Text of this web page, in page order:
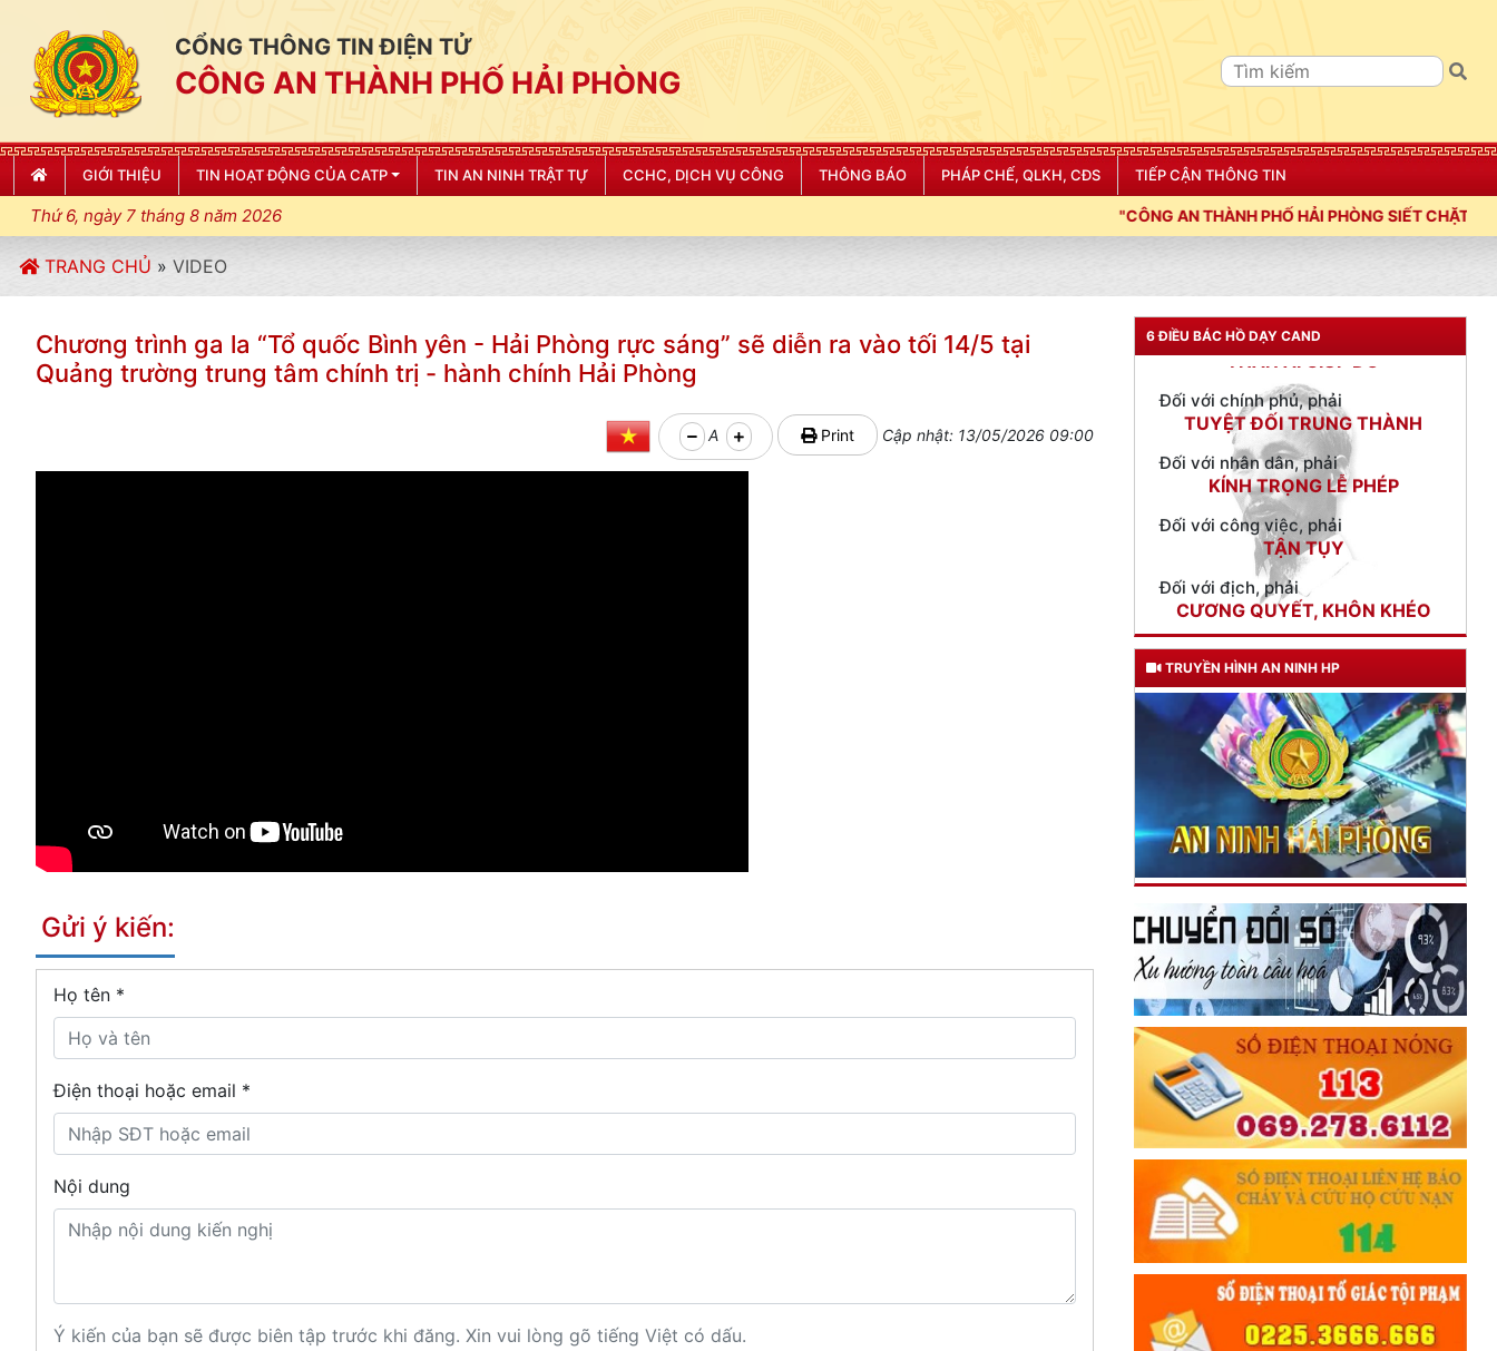
CỔNG THÔNG TIN ĐIỆN TỬ
CÔNG AN THÀNH PHỐ HẢI PHÒNG
GIỚI THIỆU TIN HOẠT ĐỘNG CỦA CATP TIN AN NINH TRẬT TỰ CCHC, DỊCH VỤ CÔNG THÔNG BÁO PHÁP CHẾ, QLKH, CĐS TIẾP CẬN THÔNG TIN
Thứ 6, ngày 7 tháng 8 năm 2026 "CÔNG AN THÀNH PHỐ HẢI PHÒNG SIẾT CHẶT KỶ LUẬT, KỶ
TRANG CHỦ » VIDEO
Chương trình ga la “Tổ quốc Bình yên - Hải Phòng rực sáng” sẽ diễn ra vào tối 14/5 tại
Quảng trường trung tâm chính trị - hành chính Hải Phòng
A Print Cập nhật: 13/05/2026 09:00
Gửi ý kiến:
Họ tên *
Điện thoại hoặc email *
Nội dung
Ý kiến của bạn sẽ được biên tập trước khi đăng. Xin vui lòng gõ tiếng Việt có dấu.
6 ĐIỀU BÁC HỒ DẠY CAND
TƯ CÁCH
NGƯỜI CÔNG AN CÁCH MỆNH LÀ:
Đối với tự mình, phải
THÂN ÁI GIÚP ĐỠ
Đối với chính phủ, phải
TUYỆT ĐỐI TRUNG THÀNH
Đối với nhân dân, phải
KÍNH TRỌNG LỄ PHÉP
Đối với công việc, phải
TẬN TỤY
Đối với địch, phải
CƯƠNG QUYẾT, KHÔN KHÉO
Trích thư Chủ tịch Hồ Chí Minh
gửi Công an Khu XII,
ngày 11 tháng 3 năm 1948.
TRUYỀN HÌNH AN NINH HP